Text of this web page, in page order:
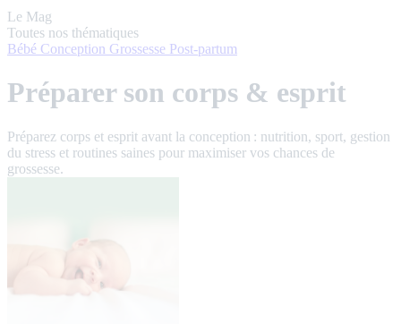
Le Mag
Toutes nos thématiques
Bébé Conception Grossesse Post-partum
Préparer son corps & esprit
Préparez corps et esprit avant la conception : nutrition, sport, gestion
du stress et routines saines pour maximiser vos chances de
grossesse.